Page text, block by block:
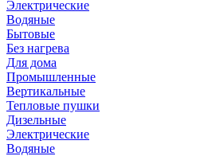
Электрические
Водяные
Бытовые
Без нагрева
Для дома
Промышленные
Вертикальные
Тепловые пушки
Дизельные
Электрические
Водяные